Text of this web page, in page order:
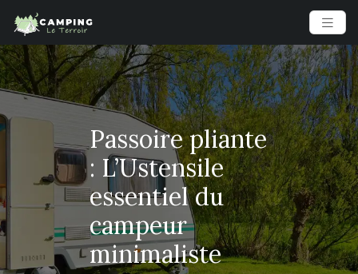
Passoire pliante
: L’Ustensile
essentiel du
campeur
minimaliste